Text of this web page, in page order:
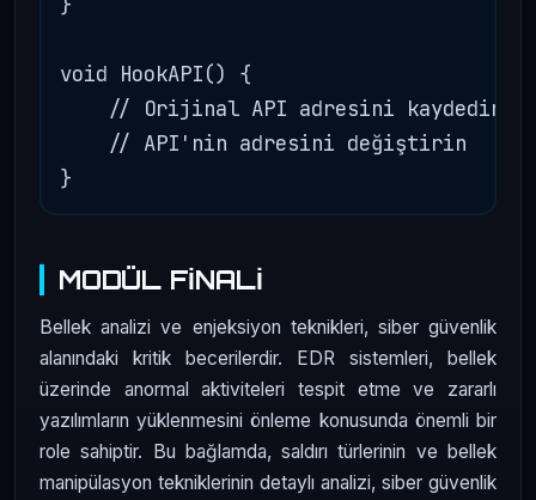
void HookAPI() {
    // Orijinal API adresini kaydedin
    // API'nin adresini değiştirin
MODÜL FİNALİ
Bellek analizi ve enjeksiyon teknikleri, siber güvenlik
alanındaki kritik becerilerdir. EDR sistemleri, bellek
üzerinde anormal aktiviteleri tespit etme ve zararlı
yazılımların yüklenmesini önleme konusunda önemli bir
role sahiptir. Bu bağlamda, saldırı türlerinin ve bellek
manipülasyon tekniklerinin detaylı analizi, siber güvenlik